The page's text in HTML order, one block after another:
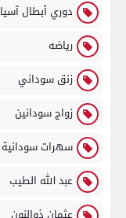
دوري أبطال آسيا 2018
رياضه
زنق سوداني
زواج سودانين
سهرات سودانية
عبد الله الطيب